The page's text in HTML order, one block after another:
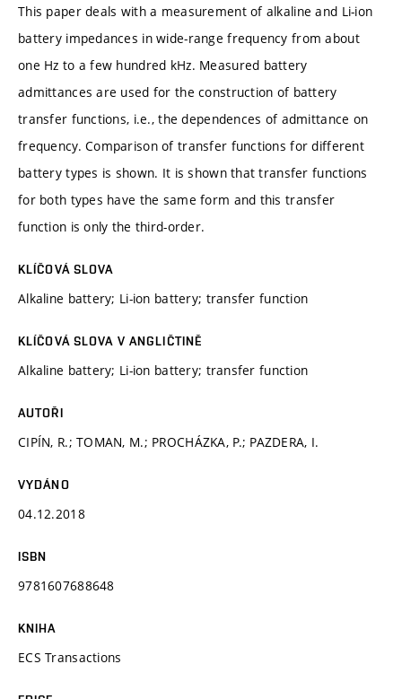
This paper deals with a measurement of alkaline and Li-ion
battery impedances in wide-range frequency from about
one Hz to a few hundred kHz. Measured battery
admittances are used for the construction of battery
transfer functions, i.e., the dependences of admittance on
frequency. Comparison of transfer functions for different
battery types is shown. It is shown that transfer functions
for both types have the same form and this transfer
function is only the third-order.
KLÍČOVÁ SLOVA
Alkaline battery; Li-ion battery; transfer function
KLÍČOVÁ SLOVA V ANGLIČTINĚ
Alkaline battery; Li-ion battery; transfer function
AUTOŘI
CIPÍN, R.; TOMAN, M.; PROCHÁZKA, P.; PAZDERA, I.
VYDÁNO
04.12.2018
ISBN
9781607688648
KNIHA
ECS Transactions